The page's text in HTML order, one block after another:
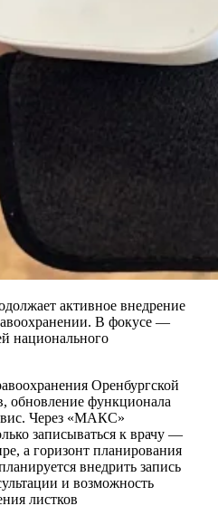
активное внедрение
В фокусе —
национального
Оренбургской
обновление функционала
Через «МАКС»
записываться к врачу —
а горизонт планирования
внедрить запись
и возможность
листков